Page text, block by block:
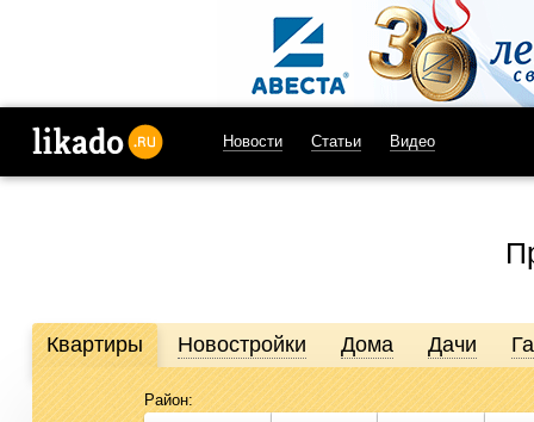
Новости Статьи Видео
Продажа и аренда недвижимости в Омске
Квартиры Новостройки Дома Дачи
Район: